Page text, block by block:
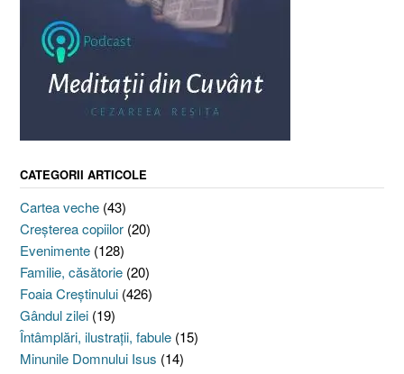
CATEGORII ARTICOLE
Cartea veche (43)
Creşterea copiilor (20)
Evenimente (128)
Familie, căsătorie (20)
Foaia Creştinului (426)
Gândul zilei (19)
Întâmplări, ilustraţii, fabule (15)
Minunile Domnului Isus (14)